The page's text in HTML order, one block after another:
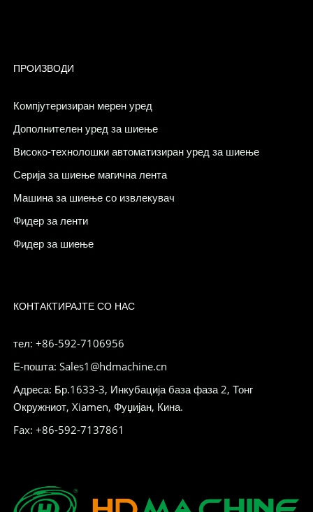
ПРОИЗВОДИ
Компјутеризиран мерен уред
Дополнителен уред за шиење
Високо-технолошки автоматизиран уред за шиење
Серија за шиење магична лента
Машина за шиење со извлекувач
Фидер за ленти
Фидер за шиење
КОНТАКТИРАЈТЕ СО НАС
тел: +86-592-7106956
Е-пошта: Sales1@hdmachine.cn
Адреса: Бр.1633-3, Инкубација база фаза 2, Тонг
Окружниот, Xiamen, Фуџијан, Кина.
Fax: +86-592-7137861